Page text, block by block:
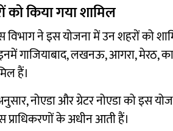
को किया गया शामिल
विभाग ने इस योजना में उन शहरों को
गाजियाबाद, लखनऊ, आगरा, मेरठ,
हैं।
नोएडा और ग्रेटर नोएडा को इस
प्राधिकरणों के अधीन आती हैं।